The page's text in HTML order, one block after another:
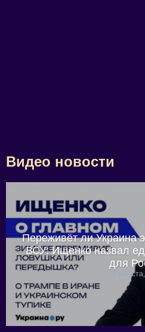
Видео новости
Переживёт ли Украина
ВСУ: Ищенко назвал
для
6